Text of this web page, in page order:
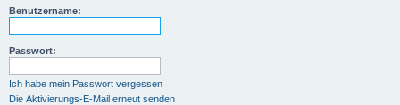
Benutzername:
Passwort:
Ich habe mein Passwort vergessen
Die Aktivierungs-E-Mail erneut senden